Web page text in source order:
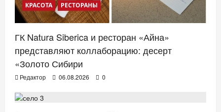
КРАСОТА РЕСТОРАНЫ
ГК Natura Siberica и ресторан «Айна»
представляют коллаборацию: десерт
«Золото Сибири
Редактор 06.08.2026
0